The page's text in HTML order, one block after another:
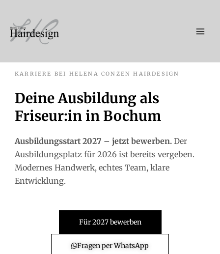
springen
KARRIERE BEI HELENA CONZEN HAIRDESIGN
Deine Ausbildung als
Friseur:in in Bochum
Ausbildungsstart 2027 – jetzt bewerben. Der
Ausbildungsplatz für 2026 ist bereits vergeben.
Modernes Handwerk, echtes Team, klare
Entwicklung.
Für 2027 bewerben
Fragen per WhatsApp